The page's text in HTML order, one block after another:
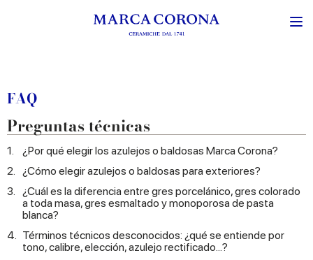
FAQ
Preguntas técnicas
1.
¿Por qué elegir los azulejos o baldosas Marca Corona?
2. ¿Cómo elegir azulejos o baldosas para exteriores?
3. ¿Cuál es la diferencia entre gres porcelánico, gres colorado
a toda masa, gres esmaltado y monoporosa de pasta
blanca?
4. Términos técnicos desconocidos: ¿qué se entiende por
tono, calibre, elección, azulejo rectificado...?